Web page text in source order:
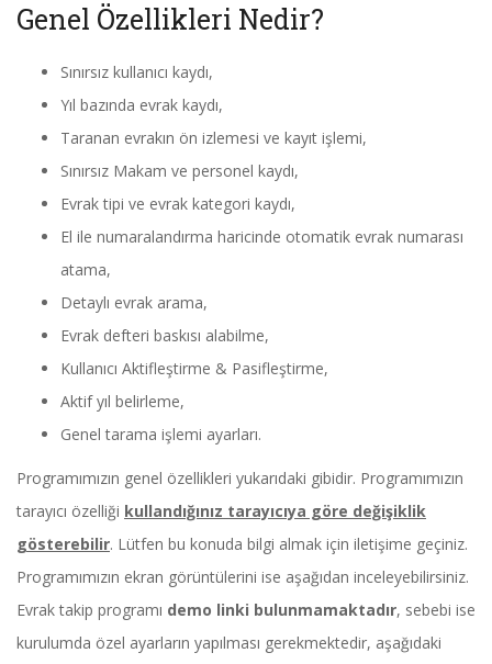
Genel Özellikleri Nedir?
Sınırsız kullanıcı kaydı,
Yıl bazında evrak kaydı,
Taranan evrakın ön izlemesi ve kayıt işlemi,
Sınırsız Makam ve personel kaydı,
Evrak tipi ve evrak kategori kaydı,
El ile numaralandırma haricinde otomatik evrak numarası
atama,
Detaylı evrak arama,
Evrak defteri baskısı alabilme,
Kullanıcı Aktifleştirme & Pasifleştirme,
Aktif yıl belirleme,
Genel tarama işlemi ayarları.
Programımızın genel özellikleri yukarıdaki gibidir. Programımızın
tarayıcı özelliği kullandığınız tarayıcıya göre değişiklik
gösterebilir. Lütfen bu konuda bilgi almak için iletişime geçiniz.
Programımızın ekran görüntülerini ise aşağıdan inceleyebilirsiniz.
Evrak takip programı demo linki bulunmamaktadır, sebebi ise
kurulumda özel ayarların yapılması gerekmektedir, aşağıdaki